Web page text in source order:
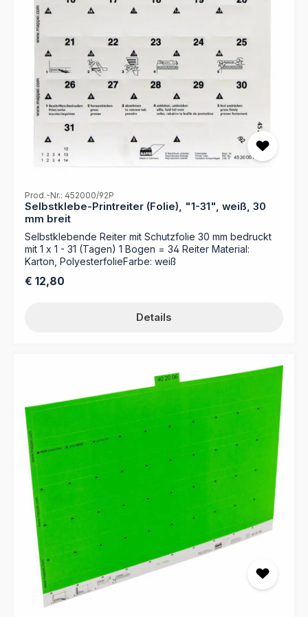
Auffinden der Dokumente - Unterstützt eine
übersichtliche Organisation Ihrer Unterlagen durch
Bildung von Reiter Akten - Für umfangreiche
Organisationen bieten wir einen Druckservice nach Ihren
Vorgaben (Dateien) an!
Prod.-Nr.: 452000/92P
Selbstklebe-Printreiter (Folie), "1-31", weiß, 30
mm breit
Selbstklebende Reiter mit Schutzfolie 30 mm bedruckt
mit 1 x 1 - 31 (Tagen) 1 Bogen = 34 Reiter Material:
Karton, PolyesterfolieFarbe: weiß
Regulärer Preis:
€ 12,80
Details